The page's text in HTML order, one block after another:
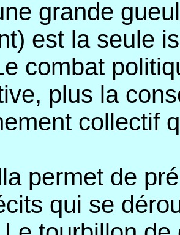
grande
est la seule
combat
plus la
collectif
permet de
qui se